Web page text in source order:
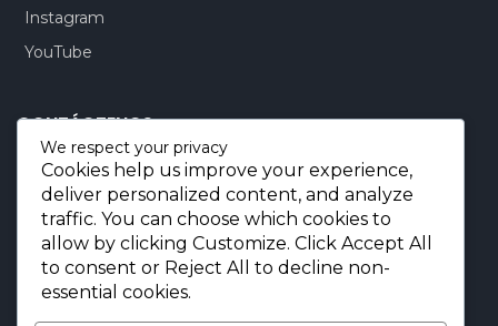
Instagram
YouTube
CONTÁCTENOS:
Quito-Ecuador:+593 99 803 7777
Llamadas: +593 99 803 7777
Miami-USA:
+1 (872) 295 6069
E-mail.:info@borjaimportaciones.com
We respect your privacy
Cookies help us improve your experience,
deliver personalized content, and analyze
traffic. You can choose which cookies to
allow by clicking Customize. Click Accept All
to consent or Reject All
to decline non-
essential cookies.